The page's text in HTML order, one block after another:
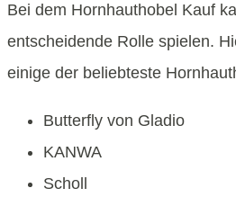
Bei dem Hornhauthobel Kauf
entscheidende Rolle spielen.
einige der beliebteste
Butterfly von Gladio
KANWA
Scholl